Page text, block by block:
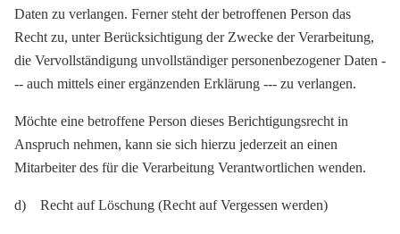
Daten zu verlangen. Ferner steht der betroffenen Person das
Recht zu, unter Berücksichtigung der Zwecke der Verarbeitung,
die Vervollständigung unvollständiger personenbezogener Daten -
-- auch mittels einer ergänzenden Erklärung --- zu verlangen.
Möchte eine betroffene Person dieses Berichtigungsrecht in
Anspruch nehmen, kann sie sich hierzu jederzeit an einen
Mitarbeiter des für die Verarbeitung Verantwortlichen wenden.
d) Recht auf Löschung (Recht auf Vergessen werden)